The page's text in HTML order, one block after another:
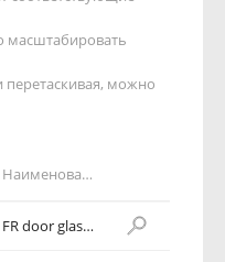
Наименование детали
FR door glass RH RR LWR rail assy
можно